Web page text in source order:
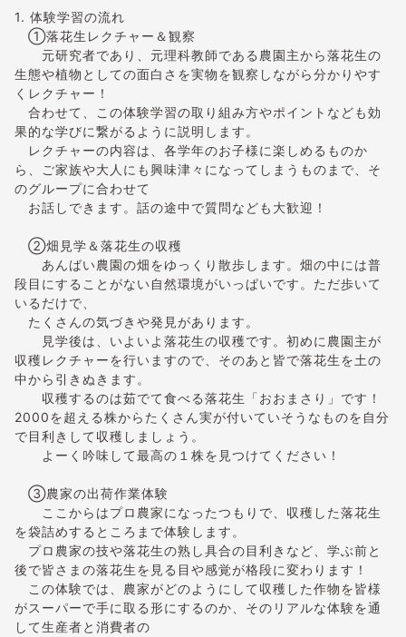
1. 体験学習の流れ
①落花生レクチャー＆観察
元研究者であり、元理科教師である農園主から落花生の
生態や植物としての面白さを実物を観察しながら分かりやす
くレクチャー！
合わせて、この体験学習の取り組み方やポイントなども効
果的な学びに繋がるように説明します。
レクチャーの内容は、各学年のお子様に楽しめるものか
ら、ご家族や大人にも興味津々になってしまうものまで、そ
のグループに合わせて
お話しできます。話の途中で質問なども大歓迎！
②畑見学＆落花生の収穫
あんばい農園の畑をゆっくり散歩します。畑の中には普
段目にすることがない自然環境がいっぱいです。ただ歩いて
いるだけで、
たくさんの気づきや発見があります。
見学後は、いよいよ落花生の収穫です。初めに農園主が
収穫レクチャーを行いますので、そのあと皆で落花生を土の
中から引きぬきます。
収穫するのは茹でて食べる落花生「おおまさり」です！
2000を超える株からたくさん実が付いていそうなものを自分
で目利きして収穫しましょう。
よーく吟味して最高の１株を見つけてください！
③農家の出荷作業体験
ここからはプロ農家になったつもりで、収穫した落花生
を袋詰めするところまで体験します。
プロ農家の技や落花生の熟し具合の目利きなど、学ぶ前と
後で皆さまの落花生を見る目や感覚が格段に変わります！
この体験では、農家がどのようにして収穫した作物を皆様
がスーパーで手に取る形にするのか、そのリアルな体験を通
して生産者と消費者の